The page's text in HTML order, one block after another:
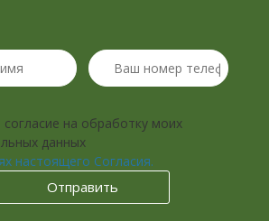
на обработку моих
данных
настоящего Согласия.